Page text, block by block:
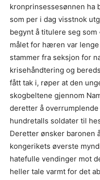
kronprinsessesønnen ha
som per i dag visstnok
begynt å titulere seg som
målet for hæren var
stammer fra seksjon for
krisehåndtering og
fått tak i, røper at den
skogbeltene gjennom
deretter å
hundretalls soldater til
Deretter ønsker baronen
kongerikets øverste
hatefulle vendinger mot
heller tale varmt for det